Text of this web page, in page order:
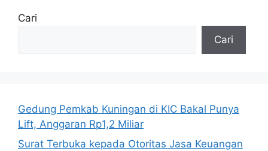
Cari
Cari
Gedung Pemkab Kuningan di KIC Bakal Punya
Lift, Anggaran Rp1,2 Miliar
Surat Terbuka kepada Otoritas Jasa Keuangan